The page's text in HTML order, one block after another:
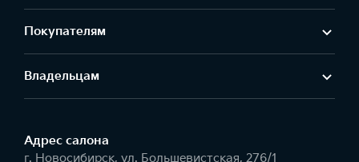
Покупателям
Владельцам
Адрес салонa
г. Новосибирск, ул. Большевистская, 276/1